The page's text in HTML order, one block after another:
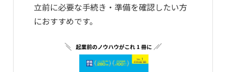
立前に必要な手続き・準備を確認したい方
におすすめです。